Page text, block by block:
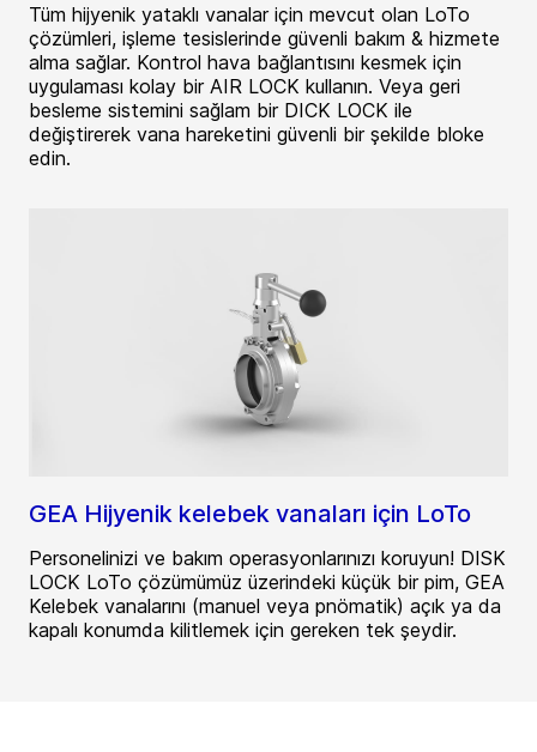
Tüm hijyenik yataklı vanalar için mevcut olan LoTo
çözümleri, işleme tesislerinde güvenli bakım & hizmete
alma sağlar. Kontrol hava bağlantısını kesmek için
uygulaması kolay bir AIR LOCK kullanın. Veya geri
besleme sistemini sağlam bir DICK LOCK ile
değiştirerek vana hareketini güvenli bir şekilde bloke
edin.
GEA Hijyenik kelebek vanaları için LoTo
Personelinizi ve bakım operasyonlarınızı koruyun! DISK
LOCK LoTo çözümümüz üzerindeki küçük bir pim, GEA
Kelebek vanalarını (manuel veya pnömatik) açık ya da
kapalı konumda kilitlemek için gereken tek şeydir.